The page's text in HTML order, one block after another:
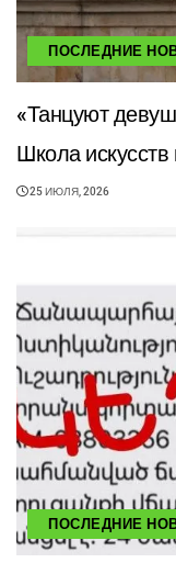
ПОСЛЕДНИЕ
«Танцуют
Школа
25 ИЮЛЯ, 2026
ПОСЛЕДНИЕ